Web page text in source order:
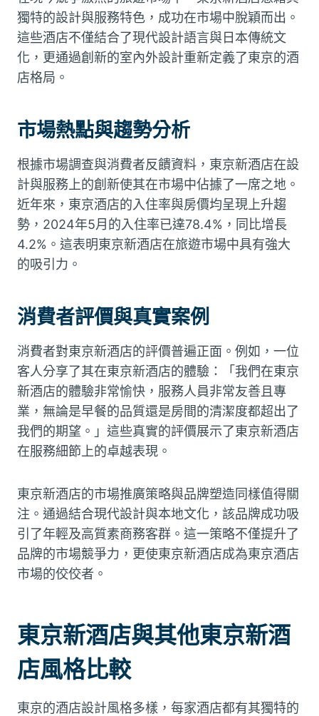
獨特的設計與服務特色，成功在市場中脫穎而出。
這些酒店不僅結合了現代設計語言與日本傳統文
化，更通過創新的室內外設計重新定義了東京的酒
店格局。
市場熱點與趨勢分析
根據市場調查與消費者反饋資料，東京新酒店在設
計與服務上的創新使其在市場中佔據了一席之地。
近年來，東京酒店的入住率與房價均呈現上升趨
勢，2024年5月的入住率已達78.4%，同比增長
4.2%。這表明東京新酒店在旅遊市場中具有強大
的吸引力。
消費者評價與真實案例
消費者對東京新酒店的評價普遍正面。例如，一位
客人分享了其在東京新酒店的體驗：「我們在東京
新酒店的體驗非常愉快，服務人員非常友善且專
業，無論是早餐的品質還是房間的清潔度都超出了
我們的期望。」這些真實的評價展示了東京新酒店
在服務細節上的卓越表現。
東京新酒店的市場推廣策略與品牌塑造同樣值得關
注。通過結合現代設計與本地文化，該品牌成功吸
引了年輕及高質素商務客群。這一策略不僅提升了
品牌的市場競爭力，更使東京新酒店成為東京酒店
市場的佼佼者。
東京新酒店與其他東京新酒
店風格比較
東京的酒店設計風格多樣，每家酒店都有其獨特的